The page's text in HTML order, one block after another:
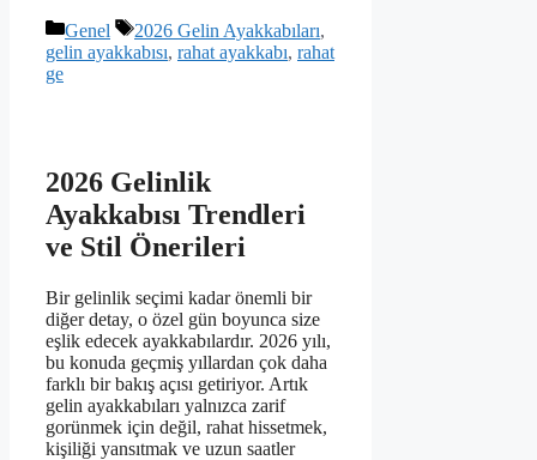
Kategoriler
Genel Etiketler
2026 Gelin Ayakkabıları,
gelin ayakkabısı, rahat ayakkabı, rahat
ge
2026 Gelinlik
Ayakkabısı Trendleri
ve Stil Önerileri
Bir gelinlik seçimi kadar önemli bir
diğer detay, o özel gün boyunca size
eşlik edecek ayakkabılardır. 2026 yılı,
bu konuda geçmiş yıllardan çok daha
farklı bir bakış açısı getiriyor. Artık
gelin ayakkabıları yalnızca zarif
gorünmek için değil, rahat hissetmek,
kişiliği yansıtmak ve uzun saatler